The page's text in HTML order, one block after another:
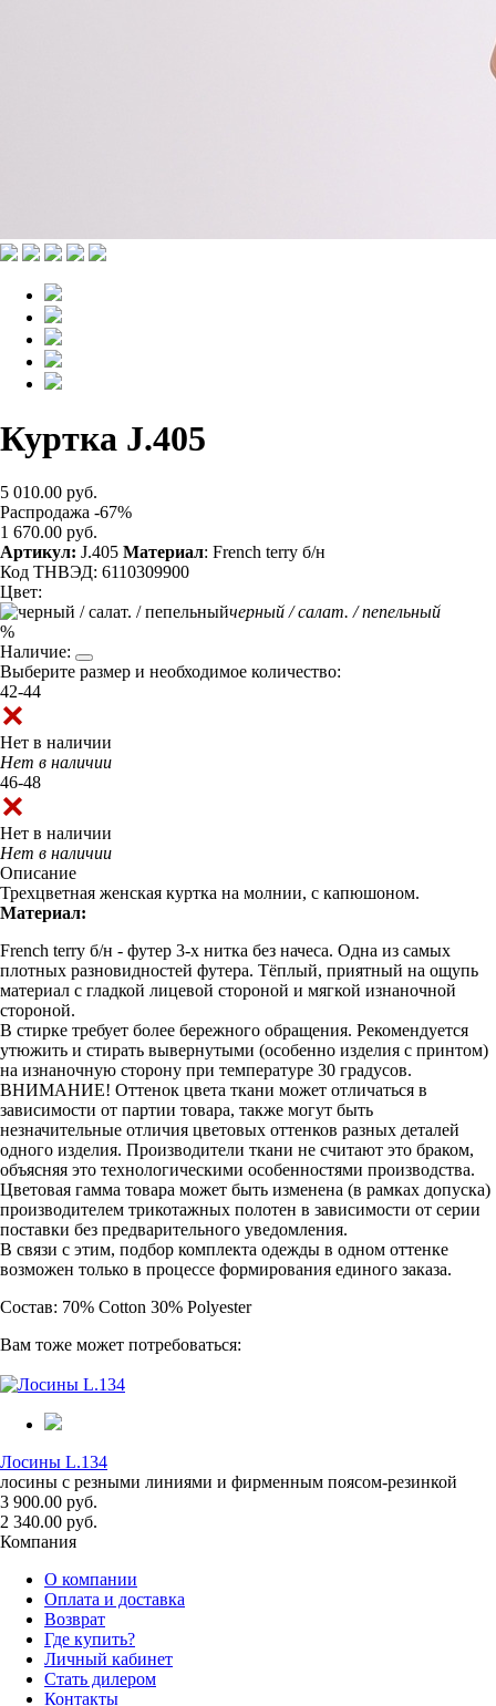
Куртка J.405
5 010.00 руб.
Распродажа -67%
1 670.00 руб.
Артикул: J.405 Материал: French terry б/н
Код ТНВЭД: 6110309900
Цвет:
черный / салат. / пепельный
%
Наличие:
Выберите размер и необходимое количество:
42-44
Нет в наличии
Нет в наличии
46-48
Нет в наличии
Нет в наличии
Описание
Трехцветная женская куртка на молнии, с капюшоном.
Материал:
French terry б/н - футер 3-х нитка без начеса. Одна из самых
плотных разновидностей футера. Тёплый, приятный на ощупь
материал с гладкой лицевой стороной и мягкой изнаночной
стороной.
В стирке требует более бережного обращения. Рекомендуется
утюжить и стирать вывернутыми (особенно изделия с принтом)
на изнаночную сторону при температуре 30 градусов.
ВНИМАНИЕ! Оттенок цвета ткани может отличаться в
зависимости от партии товара, также могут быть
незначительные отличия цветовых оттенков разных деталей
одного изделия. Производители ткани не считают это браком,
объясняя это технологическими особенностями производства.
Цветовая гамма товара может быть изменена (в рамках допуска)
производителем трикотажных полотен в зависимости от серии
поставки без предварительного уведомления.
В связи с этим, подбор комплекта одежды в одном оттенке
возможен только в процессе формирования единого заказа.
Состав: 70% Cotton 30% Polyester
Вам тоже может потребоваться:
Лосины L.134
лосины с резными линиями и фирменным поясом-резинкой
3 900.00 руб.
2 340.00 руб.
Компания
О компании
Оплата и доставка
Возврат
Где купить?
Личный кабинет
Стать дилером
Контакты